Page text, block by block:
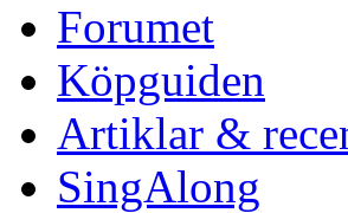
Forumet
Köpguiden
Artiklar &
SingAlong